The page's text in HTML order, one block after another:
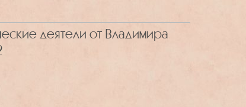
деятели от Владимира